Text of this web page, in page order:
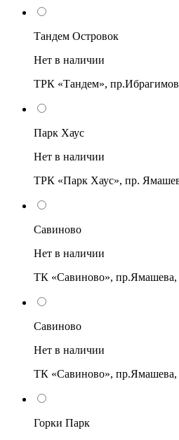
Тандем Островок
Нет в наличии
ТРК «Тандем»,
Парк Хаус
Нет в наличии
ТРК «Парк Хаус», пр.
Савиново
Нет в наличии
ТК «Савиново», пр.Ямашева,
Савиново
Нет в наличии
ТК «Савиново», пр.Ямашева,
Горки Парк